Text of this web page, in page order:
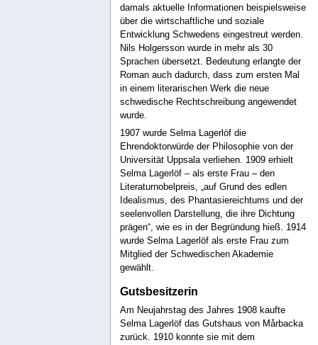
damals aktuelle Informationen beispielsweise
über die wirtschaftliche und soziale
Entwicklung Schwedens eingestreut werden.
Nils Holgersson wurde in mehr als 30
Sprachen übersetzt. Bedeutung erlangte der
Roman auch dadurch, dass zum ersten Mal
in einem literarischen Werk die neue
schwedische Rechtschreibung angewendet
wurde.
1907 wurde Selma Lagerlöf die
Ehrendoktorwürde der Philosophie von der
Universität Uppsala verliehen. 1909 erhielt
Selma Lagerlöf – als erste Frau – den
Literaturnobelpreis, „auf Grund des edlen
Idealismus, des Phantasiereichtums und der
seelenvollen Darstellung, die ihre Dichtung
prägen“, wie es in der Begründung hieß. 1914
wurde Selma Lagerlöf als erste Frau zum
Mitglied der Schwedischen Akademie
gewählt.
Gutsbesitzerin
Am Neujahrstag des Jahres 1908 kaufte
Selma Lagerlöf das Gutshaus von Mårbacka
zurück. 1910 konnte sie mit dem